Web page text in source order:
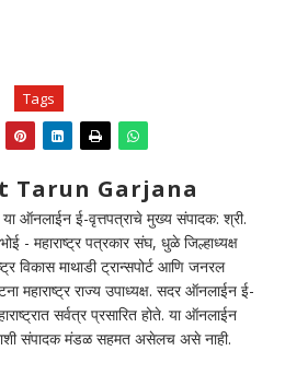
Tags
Tarun Garjana
ऑनलाईन ई-वृत्तपत्राचे मुख्य संपादक: श्री.
- महाराष्ट्र पत्रकार संघ, धुळे जिल्हाध्यक्ष
विकास माथाडी ट्रान्सपोर्ट आणि जनरल
महाराष्ट्र राज्य उपाध्यक्ष. सदर ऑनलाईन ई-
सर्वत्र प्रसारित होते. या ऑनलाईन
संपादक मंडळ सहमत असेलच असे नाही.